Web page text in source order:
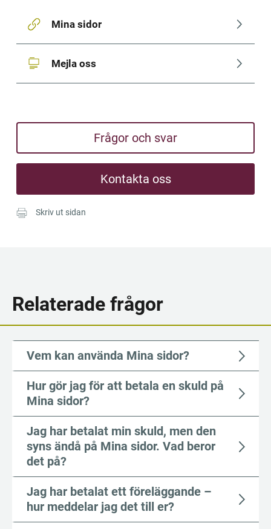
Mina sidor
Mejla oss
Frågor och svar
Kontakta oss
Skriv ut sidan
Relaterade frågor
Vem kan använda Mina sidor?
Hur gör jag för att betala en skuld på
Mina sidor?
Jag har betalat min skuld, men den
syns ändå på Mina sidor. Vad beror
det på?
Jag har betalat ett föreläggande –
hur meddelar jag det till er?